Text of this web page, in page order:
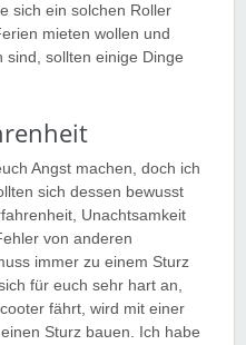
sich ein solchen Roller
mieten wollen und
sollten einige Dinge
Angst machen, doch ich
sich dessen bewusst
Unachtsamkeit
von anderen
immer zu einem Sturz
für euch sehr hart an,
fährt, wird mit einer
Sturz bauen. Ich habe